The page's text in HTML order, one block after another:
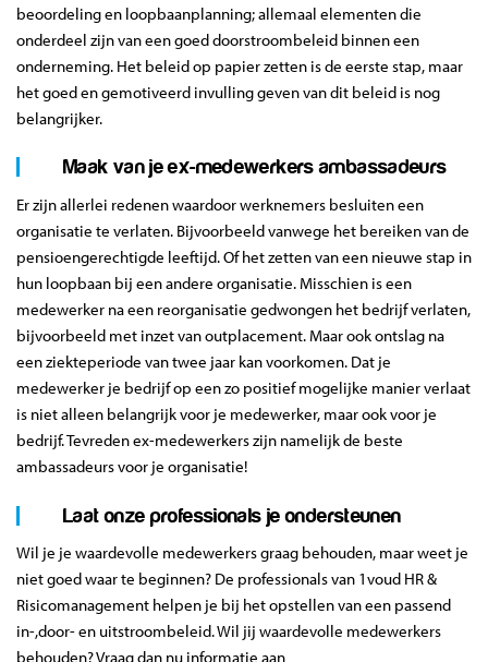
beoordeling en loopbaanplanning; allemaal elementen die
onderdeel zijn van een goed doorstroombeleid binnen een
onderneming. Het beleid op papier zetten is de eerste stap, maar
het goed en gemotiveerd invulling geven van dit beleid is nog
belangrijker.
Maak van je ex-medewerkers ambassadeurs
Er zijn allerlei redenen waardoor werknemers besluiten een
organisatie te verlaten. Bijvoorbeeld vanwege het bereiken van de
pensioengerechtigde leeftijd. Of het zetten van een nieuwe stap in
hun loopbaan bij een andere organisatie. Misschien is een
medewerker na een reorganisatie gedwongen het bedrijf verlaten,
bijvoorbeeld met inzet van outplacement. Maar ook ontslag na
een ziekteperiode van twee jaar kan voorkomen. Dat je
medewerker je bedrijf op een zo positief mogelijke manier verlaat
is niet alleen belangrijk voor je medewerker, maar ook voor je
bedrijf. Tevreden ex-medewerkers zijn namelijk de beste
ambassadeurs voor je organisatie!
Laat onze professionals je ondersteunen
Wil je je waardevolle medewerkers graag behouden, maar weet je
niet goed waar te beginnen? De professionals van 1voud HR &
Risicomanagement helpen je bij het opstellen van een passend
in-,door- en uitstroombeleid. Wil jij waardevolle medewerkers
behouden? Vraag dan nu informatie aan